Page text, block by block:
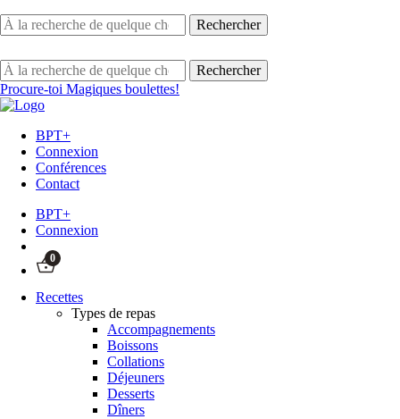
Procure-toi Magiques boulettes!
BPT+
Connexion
Conférences
Contact
BPT+
Connexion
0
Recettes
Types de repas
Accompagnements
Boissons
Collations
Déjeuners
Desserts
Dîners